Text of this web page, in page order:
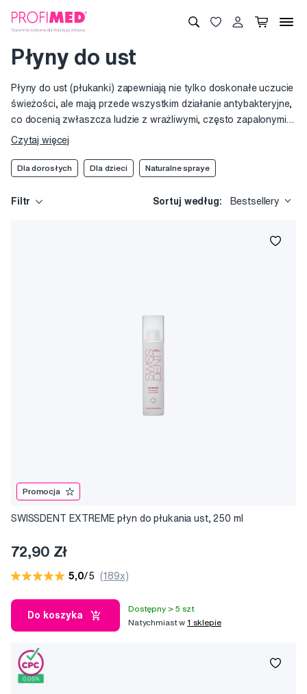
Płyny do ust
Płyny do ust (płukanki) zapewniają nie tylko doskonałe uczucie
świeżości, ale mają przede wszystkim działanie antybakteryjne,
co docenią zwłaszcza ludzie z wrażliwymi, często zapalonymi
dziąsłami albo ci, którzy noszą stałe aparaty ortodontyczne.
można stosować przez długi okres czasu bez ograniczeń i
trzeba zwracać uwagę na instrukcję stosowania i dotrzymywać
również wejsje dla dzieci (dla dzieci od 6 lat) bez domieszki
Czytaj więcej
Dla dorosłych Dla dzieci Naturalne spraye
Filtr Sortuj według: Bestsellery
Promocja
SWISSDENT EXTREME płyn do płukania ust, 250 ml
72,90 Zł
5,0/5 (189x)
Do koszyka
Dostępny > 5 szt
Natychmiast w1 sklepie